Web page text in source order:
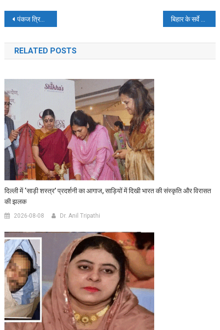
Post
navigation
पंकज त्रिपाठी बोले- मैं थक कर चूर हो गया हूं, कोई 340 दिन एक्टिंग नहीं कर सकता और मैं वही कर रहा था
RELATED POSTS
दिल्ली में ‘साड़ी शस्त्र’ प्रदर्शनी का आगाज, साड़ियों में दिखी भारत की संस्कृति और विरासत
की झलक
2026-08-08 Dr. Anil Tripathi